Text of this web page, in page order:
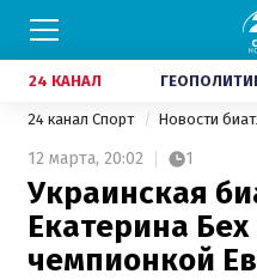
24 КАНАЛ
24 канал Спорт Новости
12 марта, 20:02 1
Украинская
Екатерина Бех
чемпионкой